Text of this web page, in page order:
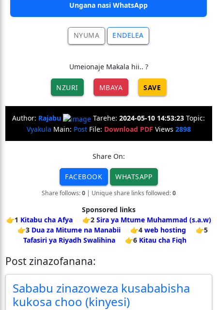
Ungana nasi WhatsApp
NYUMA ENDELEA
Umeionaje Makala hii.. ?
NZURI MBAYA SAVE
Author: Rajabu Tarehe: 2024-05-10 14:53:23 Topic:
Vyakula Main: PostFile: Download PDF Views 2898
Share On:
FACEBOOK WHATSAPP
Share follows:0| Unique share links followed:0
Sponsored links
👉1 Kitabu cha Afya 👉2 Sira ya Mtume Muhammad (s.a.w)
👉3 Dua za Mitume na Manabii 👉4 web hosting
👉5
Tafasiri ya Riyadh Swalihina
👉6 Kitau cha Fiqh
Post zinazofanana:
Sababu zinazoweza kusababisha
kukosa choo (kinyesi)